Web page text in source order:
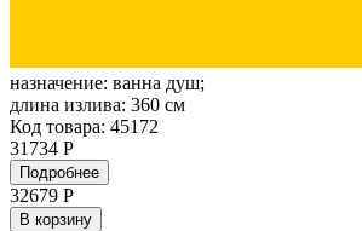
назначение: ванна душ;
длина излива: 360 см
Код товара: 45172
31734 Р
Подробнее
32679 Р
В корзину